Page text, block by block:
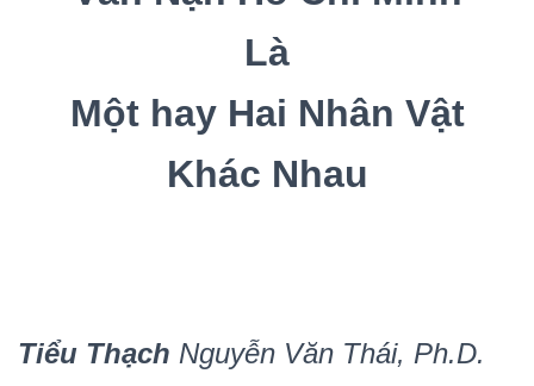
Là
Một hay Hai Nhân Vật
Khác Nhau
Tiểu Thạch Nguyễn Văn Thái, Ph.D.